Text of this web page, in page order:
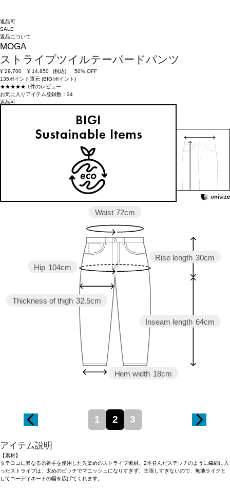
返品可
SALE
返品について
MOGA
ストライプツイルテーパードパンツ
¥ 29,700 ¥ 14,850 (税込)
50% OFF
135ポイント還元 (BIGIポイント)
★★★★★ 1件のレビュー
お気に入りアイテム登録数： 34
返品可
158cm 51kgRecommended
Find out more on your body type
Inseam length 64cm
Rise length 30cm
Hem width 18cm
Thickness of thigh 32.5cm
Hip 104cm
Waist 72cm
1 2 3
アイテム説明
【素材】
タテヨコに異なる糸番手を使用した先染めのストライプ素材。2本並んだステッチのように繊細に入
ったストライプは、太めのピッチでマニッシュになりすぎず、主張しすぎないので、無地ライクと
してコーディネートの幅を広げてくれます。